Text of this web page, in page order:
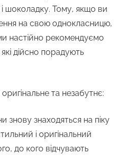
шоколадку. Тому, якщо ви
на свою однокласницю,
настійно рекомендуємо
дійсно порадують
та незабутнє:
знову знаходяться на піку
і оригінальний
до кого відчувають